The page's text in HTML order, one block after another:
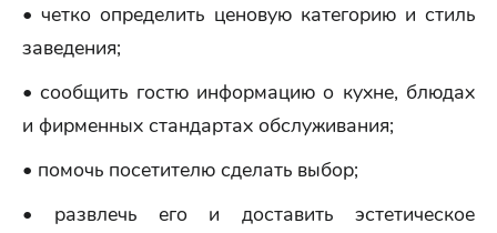
• четко определить ценовую категорию и стиль
заведения;
• сообщить гостю информацию о кухне, блюдах
и фирменных стандартах обслуживания;
• помочь посетителю сделать выбор;
• развлечь его и доставить эстетическое